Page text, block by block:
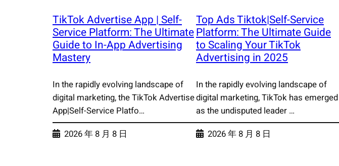
TikTok Advertise App | Self-
Service Platform: The Ultimate
Guide to In-App Advertising
Mastery
In the rapidly evolving landscape of
digital marketing, the TikTok Advertise
App|Self-Service Platfo…
2026 年 8 月 8 日
Top Ads Tiktok|Self-Service
Platform: The Ultimate Guide
to Scaling Your TikTok
Advertising in 2025
In the rapidly evolving landscape of
digital marketing, TikTok has emerged
as the undisputed leader …
2026 年 8 月 8 日